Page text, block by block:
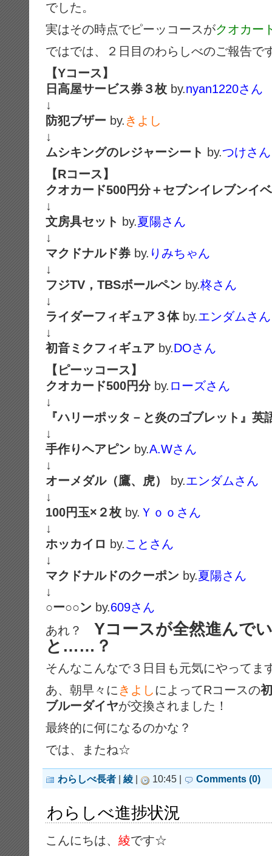
でした。
実はその時点でピーッコースがクオカー
ではでは、２日目のわらしべのご報告で
【Yコース】
日高屋サービス券３枚 by.nyan1220さん
↓
防犯ブザー by. きよし
↓
ムシキングのレジャーシート by.つけさん
【Rコース】
クオカード500円分＋セブンイレブンイ
↓
文房具セット by.夏陽さん
↓
マクドナルド券 by. りみちゃん
↓
フジTV，TBSボールペン by.柊さん
↓
ライダーフィギュア３体 by.エンダムさん
↓
初音ミクフィギュア by.DOさん
【ピーッコース】
クオカード500円分 by. ローズさん
↓
『ハリーポッタ－と炎のゴブレット』英
↓
手作りヘアピン by.A.Wさん
↓
オーメダル（鷹、虎）
by.エンダムさん
↓
100円玉×２枚 by. Ｙｏｏさん
↓
ホッカイロ by.ことさん
↓
マクドナルドのクーポン by.夏陽さん
↓
○ー○○ン by.609さん
あれ？ Yコースが全然進んで
と……？
そんなこんなで３日目も元気にやってま
あ、朝早々に きよし によってRコースの
ブルーダイヤが交換されました！
最終的に何になるのかな？
では、またね☆
わらしべ長者 | 綾 | 10:45 | Comments (0)
わらしべ進捗状況
こんにちは、 綾です☆